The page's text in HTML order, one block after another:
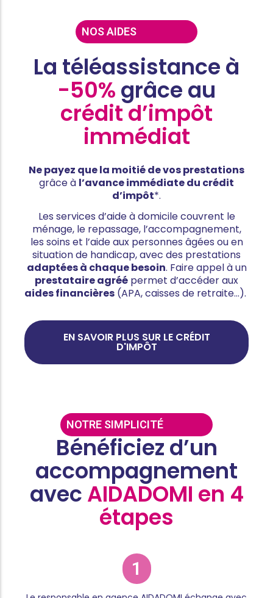
NOS AIDES
La téléassistance à
-50% grâce au
crédit d’impôt
immédiat
Ne payez que la moitié de vos prestations
grâce à l’avance immédiate du crédit
d’impôt*.
Les services d’aide à domicile couvrent le
ménage, le repassage, l’accompagnement,
les soins et l’aide aux personnes âgées ou en
situation de handicap, avec des prestations
adaptées à chaque besoin. Faire appel à un
prestataire agréé permet d’accéder aux
aides financières (APA, caisses de retraite…).
EN SAVOIR PLUS SUR LE CRÉDIT
D'IMPÔT
NOTRE SIMPLICITÉ
Bénéficiez d’un
accompagnement
avec AIDADOMI en 4
étapes
1